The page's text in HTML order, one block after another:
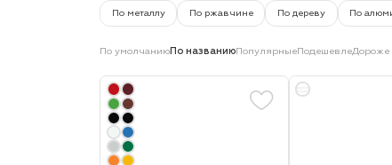
По металлу По ржавчине По дереву По
По умолчаниюПо названиюПопулярныеПодешевлеДороже